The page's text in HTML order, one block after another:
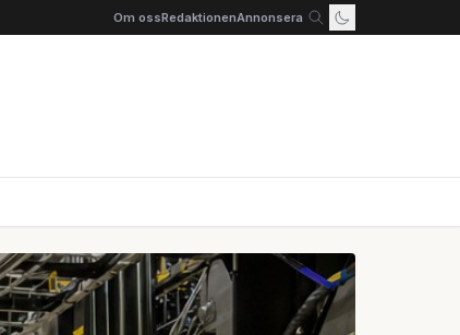
Om ossRedaktionenAnnonsera